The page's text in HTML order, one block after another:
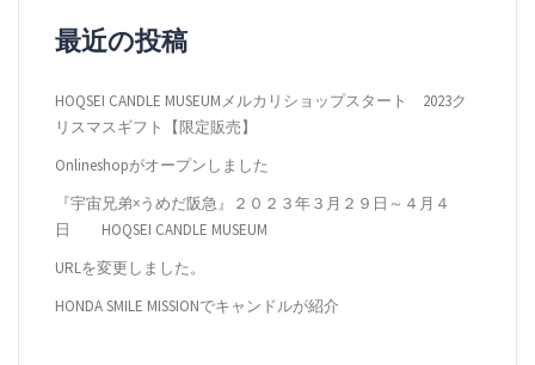
シ
ョ
ン
最近の投稿
HOQSEI CANDLE MUSEUMメルカリショップスタート 2023ク
リスマスギフト【限定販売】
Onlineshopがオープンしました
『宇宙兄弟×うめだ阪急』２０２３年３月２９日～４月４
日 HOQSEI CANDLE MUSEUM
URLを変更しました。
HONDA SMILE MISSIONでキャンドルが紹介